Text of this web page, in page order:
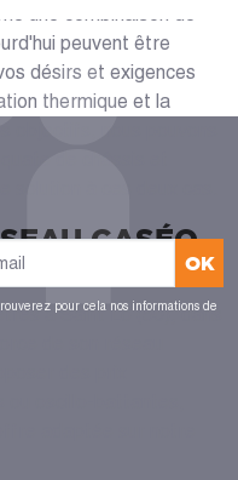
peuvent être
désirs et exigences
thermique et la
solution à ces deux cas.
CASÉO
à Saint Lô (50), dans
des prix
oscillo-battantes,
adaptée sur notre
OK
pour cela nos informations de